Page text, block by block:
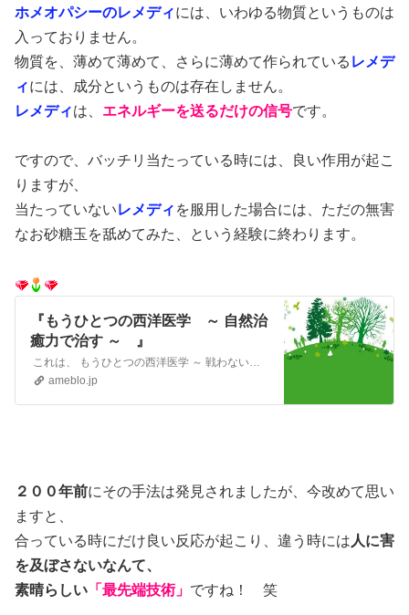
ホメオパシーのレメディには、いわゆる物質というものは
入っておりません。
物質を、薄めて薄めて、さらに薄めて作られている レメデ
ィには、成分というものは存在しません。
レメディは、 エネルギーを送るだけの信号です。
ですので、バッチリ当たっている時には、良い作用が起こ
りますが、
当たっていないレメディ を服用した場合には、ただの無害
なお砂糖玉を舐めてみた、という経験に終わります。
『もうひとつの西洋医学 ～ 自然治
癒力で治す ～ 』
これは、 もうひとつの西洋医学 ～ 戦わないホメオパシー ～ の続きです。 ホメオパシーのレメディには、皆さまもご存知のように、いわゆる物質というものは…
ameblo.jp
２００年前にその手法は発見されましたが、今改めて思い
ますと、
合っている時にだけ良い反応が起こり、違う時には 人に害
を及ぼさないなんて、
素晴らしい 「最先端技術」 ですね！ 笑